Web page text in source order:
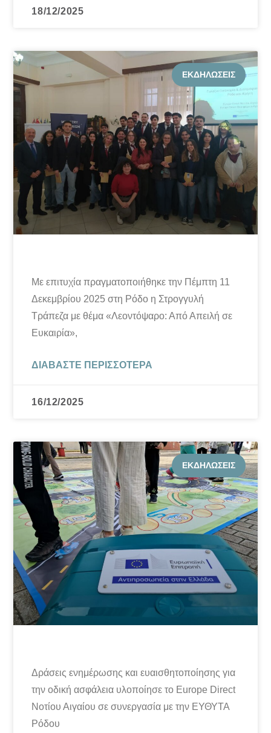
18/12/2025
ΕΚΔΗΛΏΣΕΙΣ
Με επιτυχία πραγματοποιήθηκε την Πέμπτη 11
Δεκεμβρίου 2025 στη Ρόδο η Στρογγυλή
Τράπεζα με θέμα «Λεοντόψαρο: Από Απειλή σε
Ευκαιρία»,
ΔΙΑΒΆΣΤΕ ΠΕΡΙΣΣΌΤΕΡΑ
16/12/2025
ΕΚΔΗΛΏΣΕΙΣ
Δράσεις ενημέρωσης και ευαισθητοποίησης για
την οδική ασφάλεια υλοποίησε το Europe Direct
Νοτίου Αιγαίου σε συνεργασία με την ΕΥΘΥΤΑ
Ρόδου